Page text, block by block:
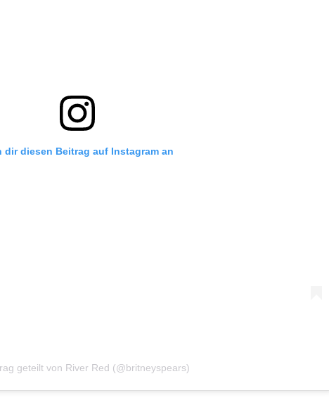
dir diesen Beitrag auf Instagram an
geteilt von River Red (@britneyspears)